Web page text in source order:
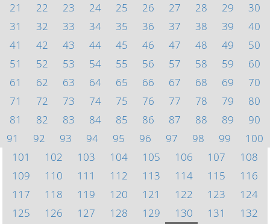
21
22 23 24 25 26 27 28 29
30
31
32 33 34 35 36 37 38 39
40
41
42 43 44 45 46 47 48 49
50
51
52 53 54 55 56 57 58 59
60
61
62 63 64 65 66 67 68 69
70
71
72 73 74 75 76 77 78 79
80
81
82 83 84 85 86 87 88 89
90
91
92 93 94 95 96 97 98 99
100
101
102 103 104 105 106 107
108
109
110 111 112 113 114 115
116
117
118 119 120 121 122 123
124
125
126 127 128 129 130 131
132